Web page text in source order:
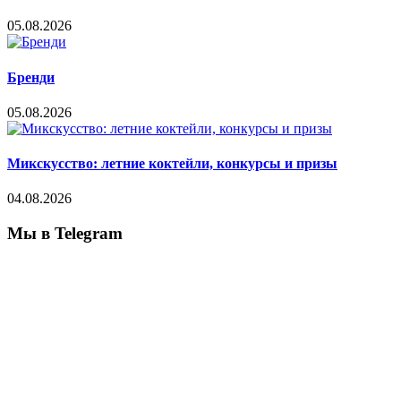
05.08.2026
Бренди
05.08.2026
Микскусство: летние коктейли, конкурсы и призы
04.08.2026
Мы в Telegram